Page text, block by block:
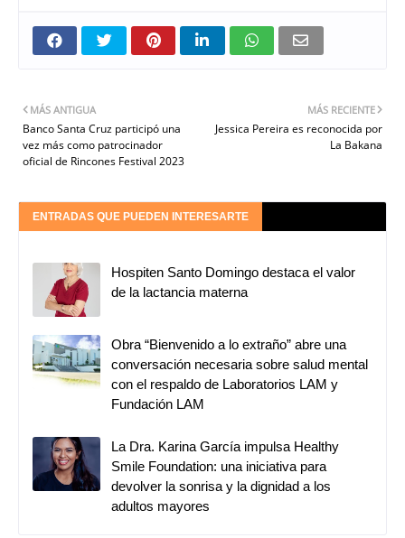
MÁS RECIENTE
Jessica Pereira es reconocida por
La Bakana
MÁS ANTIGUA
Banco Santa Cruz participó una
vez más como patrocinador
oficial de Rincones Festival 2023
ENTRADAS QUE PUEDEN INTERESARTE
Hospiten Santo Domingo destaca el valor
de la lactancia materna
Obra “Bienvenido a lo extraño” abre una
conversación necesaria sobre salud mental
con el respaldo de Laboratorios LAM y
Fundación LAM
La Dra. Karina García impulsa Healthy
Smile Foundation: una iniciativa para
devolver la sonrisa y la dignidad a los
adultos mayores